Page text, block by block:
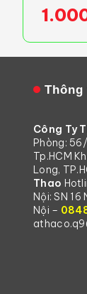
Công Ty
Phòng:
Tp.HCM
Long,
Thao
Nội: SN 16
Nội –